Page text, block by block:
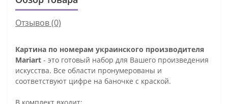
Отзывов (0)
Картина по номерам украинского производителя
Mariart - это готовый набор для Вашего произведения
искусства. Все области пронумерованы и
соответствуют цифре на баночке с краской.